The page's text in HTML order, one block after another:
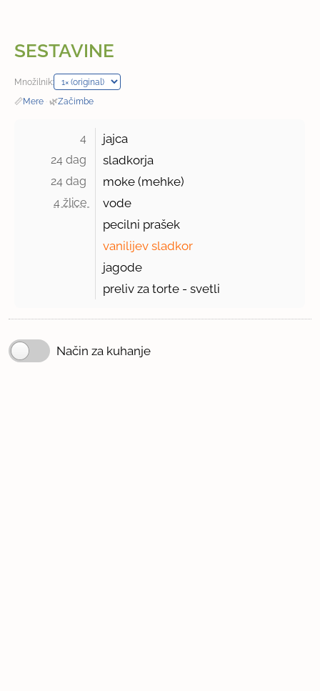
SESTAVINE
Množilnik:
📏Mere · 🌿Začimbe
4 jajca
24 dag sladkorja
24 dag moke (mehke)
4 žlice
vode
pecilni prašek
vanilijev sladkor
jagode
preliv za torte - svetli
Način za kuhanje